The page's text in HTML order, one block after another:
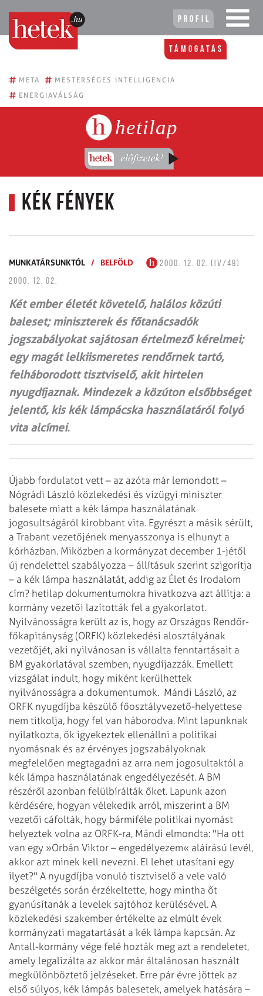
Profil
Támogatás
# META # MESTERSÉGES INTELLIGENCIA
# ENERGIAVÁLSÁG
hetilap
Kék fények
MUNKATÁRSUNKTÓL / BELFÖLD
2000. 12. 02. (IV/49)
2000. 12. 02.
Két ember életét követelő, halálos közúti
baleset; miniszterek és főtanácsadók
jogszabályokat sajátosan értelmező kérelmei;
egy magát lelkiismeretes rendőrnek tartó,
felháborodott tisztviselő, akit hirtelen
nyugdíjaznak. Mindezek a közúton elsőbbséget
jelentő, kis kék lámpácska használatáról folyó
vita alcímei.
Újabb fordulatot vett – az azóta már lemondott –
Nógrádi László közlekedési és vízügyi miniszter
balesete miatt a kék lámpa használatának
jogosultságáról kirobbant vita. Egyrészt a másik sérült,
a Trabant vezetőjének menyasszonya is elhunyt a
kórházban. Miközben a kormányzat december 1-jétől
új rendelettel szabályozza – állításuk szerint szigorítja
– a kék lámpa használatát, addig az Élet és Irodalom
cím? hetilap dokumentumokra hivatkozva azt állítja: a
kormány vezetői lazították fel a gyakorlatot.
Nyilvánosságra került az is, hogy az Országos Rendőr-
főkapitányság (ORFK) közlekedési alosztályának
vezetőjét, aki nyilvánosan is vállalta fenntartásait a
BM gyakorlatával szemben, nyugdíjazzák. Emellett
vizsgálat indult, hogy miként kerülhettek
nyilvánosságra a dokumentumok. Mándi László, az
ORFK nyugdíjba készülő főosztályvezető-helyettese
nem titkolja, hogy fel van háborodva. Mint lapunknak
nyilatkozta, ők igyekeztek ellenállni a politikai
nyomásnak és az érvényes jogszabályoknak
megfelelően megtagadni az arra nem jogosultaktól a
kék lámpa használatának engedélyezését. A BM
részéről azonban felülbírálták őket. Lapunk azon
kérdésére, hogyan vélekedik arról, miszerint a BM
vezetői cáfolták, hogy bármiféle politikai nyomást
helyeztek volna az ORFK-ra, Mándi elmondta: "Ha ott
van egy »Orbán Viktor – engedélyezem« aláírású levél,
akkor azt minek kell nevezni. El lehet utasítani egy
ilyet?" A nyugdíjba vonuló tisztviselő a vele való
beszélgetés során érzékeltette, hogy mintha őt
gyanúsítanák a levelek sajtóhoz kerülésével. A
közlekedési szakember értékelte az elmúlt évek
kormányzati magatartását a kék lámpa kapcsán. Az
Antall-kormány vége felé hozták meg azt a rendeletet,
amely legalizálta az akkor már általánosan használt
megkülönböztető jelzéseket. Erre pár évre jöttek az
első súlyos, kék lámpás balesetek, amelyek hatására –